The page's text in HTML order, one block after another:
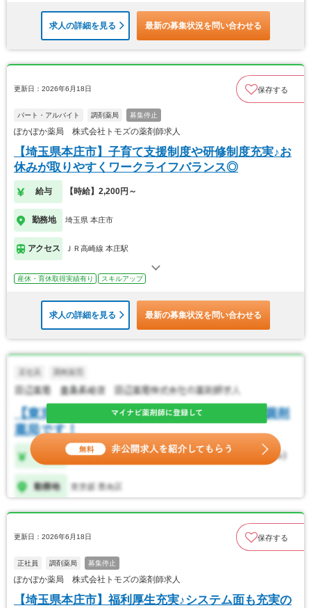
求人の詳細を見る 最新の募集状況を問い合わせる
更新日：2026年6月18日 保存する
パート・アルバイト 調剤薬局 募集停止
ぽかぽか薬局 株式会社トモズの薬剤師求人
【埼玉県本庄市】子育て支援制度や研修制度充実♪お
休みが取りやすくワークライフバランス◎
給与 【時給】2,200円～
勤務地 埼玉県 本庄市
アクセス ＪＲ高崎線 本庄駅
産休・育休取得実績有り スキルアップ
求人の詳細を見る 最新の募集状況を問い合わせる
更新日：2026年6月18日 保存する
正社員 調剤薬局 募集停止
ぽかぽか薬局 株式会社トモズの薬剤師求人
【埼玉県本庄市】福利厚生充実♪システム面も充実の